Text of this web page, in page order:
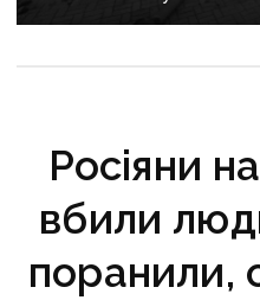
Росіяни
вбили
поранили,